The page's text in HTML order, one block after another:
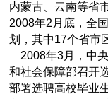
内蒙古、云南等省
2008年2月底，全
划，其中17个省市
2008年3月，中
和社会保障部召开
部署选聘高校毕业